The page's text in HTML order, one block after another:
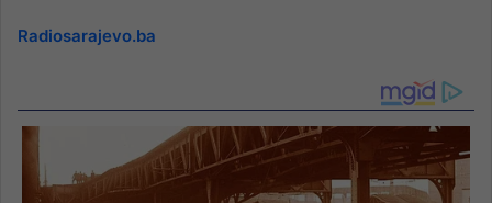
Radiosarajevo.ba